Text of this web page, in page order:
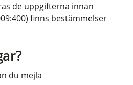
de uppgifterna innan
finns bestämmelser
du mejla